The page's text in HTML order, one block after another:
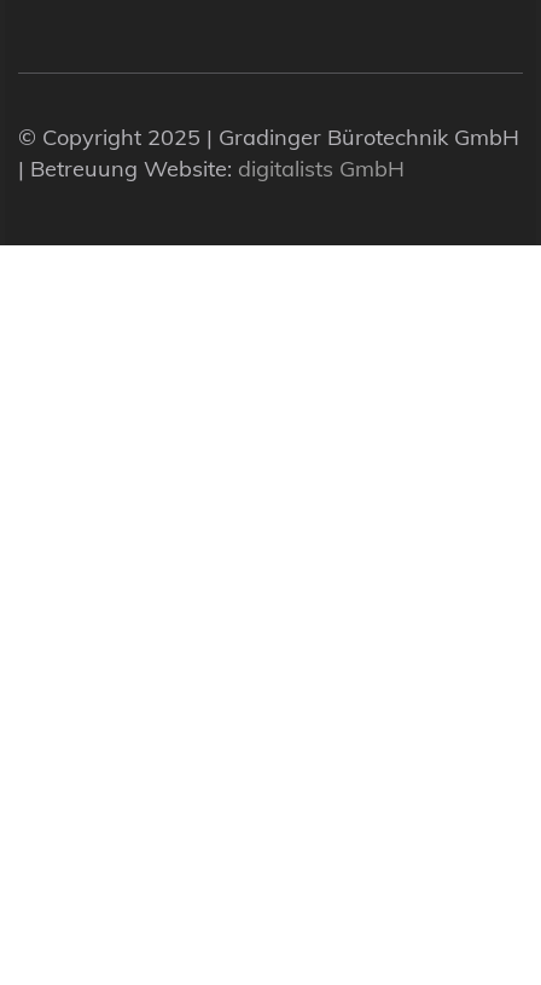
© Copyright 2025 | Gradinger Bürotechnik GmbH
| Betreuung Website: digitalists GmbH